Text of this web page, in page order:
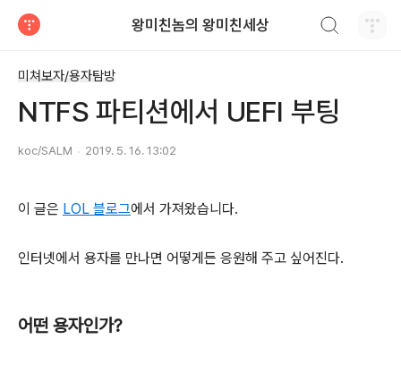
왕미친놈의 왕미친세상
미쳐보자/용자탐방
NTFS 파티션에서 UEFI 부팅
koc/SALM 2019. 5. 16. 13:02
이 글은 LOL 블로그에서 가져왔습니다.
인터넷에서 용자를 만나면 어떻게든 응원해 주고 싶어진다.
어떤 용자인가?